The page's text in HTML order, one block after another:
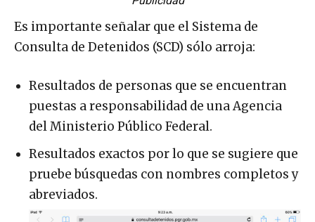
Es importante señalar que el Sistema de
Consulta de Detenidos (SCD) sólo arroja:
Resultados de personas que se encuentran
puestas a responsabilidad de una Agencia
del Ministerio Público Federal.
Resultados exactos por lo que se sugiere que
pruebe búsquedas con nombres completos y
abreviados.